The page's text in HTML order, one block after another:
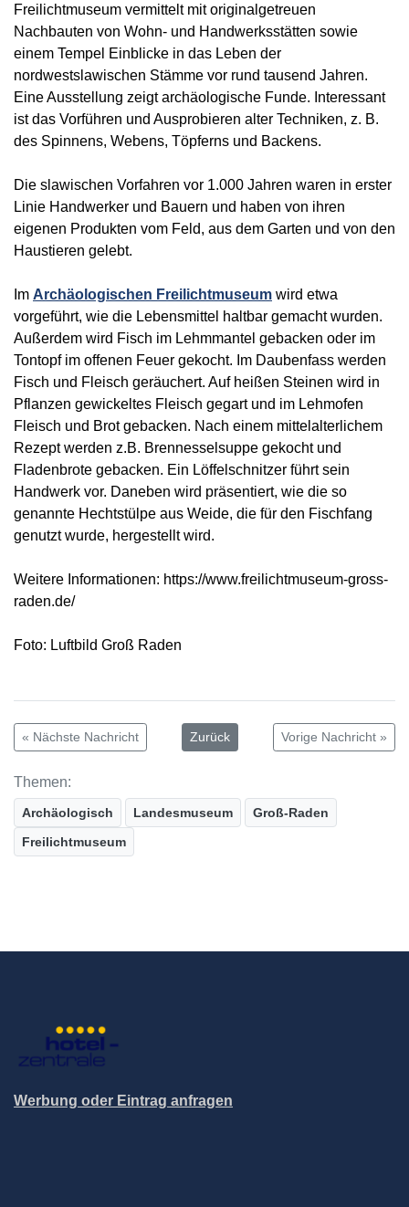
Freilichtmuseum vermittelt mit originalgetreuen
Nachbauten von Wohn- und Handwerksstätten sowie
einem Tempel Einblicke in das Leben der
nordwestslawischen Stämme vor rund tausend Jahren.
Eine Ausstellung zeigt archäologische Funde. Interessant
ist das Vorführen und Ausprobieren alter Techniken, z. B.
des Spinnens, Webens, Töpferns und Backens.
Die slawischen Vorfahren vor 1.000 Jahren waren in erster
Linie Handwerker und Bauern und haben von ihren
eigenen Produkten vom Feld, aus dem Garten und von den
Haustieren gelebt.
Im Archäologischen Freilichtmuseum wird etwa
vorgeführt, wie die Lebensmittel haltbar gemacht wurden.
Außerdem wird Fisch im Lehmmantel gebacken oder im
Tontopf im offenen Feuer gekocht. Im Daubenfass werden
Fisch und Fleisch geräuchert. Auf heißen Steinen wird in
Pflanzen gewickeltes Fleisch gegart und im Lehmofen
Fleisch und Brot gebacken. Nach einem mittelalterlichem
Rezept werden z.B. Brennesselsuppe gekocht und
Fladenbrote gebacken. Ein Löffelschnitzer führt sein
Handwerk vor. Daneben wird präsentiert, wie die so
genannte Hechtstülpe aus Weide, die für den Fischfang
genutzt wurde, hergestellt wird.
Weitere Informationen: https://www.freilichtmuseum-gross-
raden.de/
Foto: Luftbild Groß Raden
« Nächste Nachricht Zurück Vorige Nachricht »
Themen:
Archäologisch Landesmuseum
Groß-Raden
Freilichtmuseum
Werbung oder Eintrag anfragen